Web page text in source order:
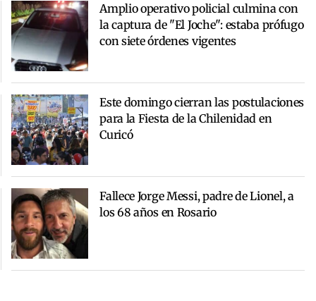
Amplio operativo policial culmina con
la captura de "El Joche": estaba prófugo
con siete órdenes vigentes
Este domingo cierran las postulaciones
para la Fiesta de la Chilenidad en
Curicó
Fallece Jorge Messi, padre de Lionel, a
los 68 años en Rosario